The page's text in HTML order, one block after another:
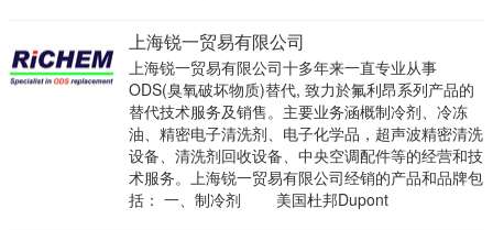
上海锐一贸易有限公司
上海锐一贸易有限公司十多年来一直专业从事
ODS(臭氧破坏物质)替代, 致力於氟利昂系列产品的
替代技术服务及销售。主要业务涵概制冷剂、冷冻
油、精密电子清洗剂、电子化学品，超声波精密清洗
设备、清洗剂回收设备、中央空调配件等的经营和技
术服务。上海锐一贸易有限公司经销的产品和品牌包
括： 一、制冷剂 美国杜邦Dupont